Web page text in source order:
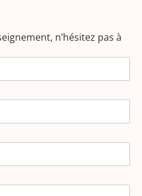
n’hésitez pas à